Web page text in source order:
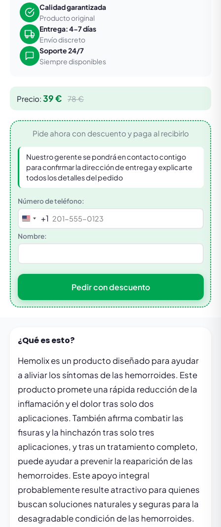
Calidad garantizada
Producto original
Entrega: 4-7 días
Envío discreto
Soporte 24/7
Siempre disponibles
Precio: 39 € 78 €
Pide ahora con descuento y paga al recibirlo
Nuestro gerente se pondrá en contacto contigo
para confirmar la dirección de entrega y explicarte
todos los detalles del pedido
Número de teléfono:
United
States
+1
+1
Nombre:
Pedir con descuento
¿Qué es esto?
Hemolix es un producto diseñado para ayudar
a aliviar los síntomas de las hemorroides. Este
producto promete una rápida reducción de la
inflamación y el dolor tras solo dos
aplicaciones. También afirma combatir las
fisuras y la hinchazón tras solo tres
aplicaciones, y tras un tratamiento completo,
puede ayudar a prevenir la reaparición de las
hemorroides. Este apoyo integral
probablemente resulte atractivo para quienes
buscan soluciones naturales y seguras para la
desagradable condición de las hemorroides.